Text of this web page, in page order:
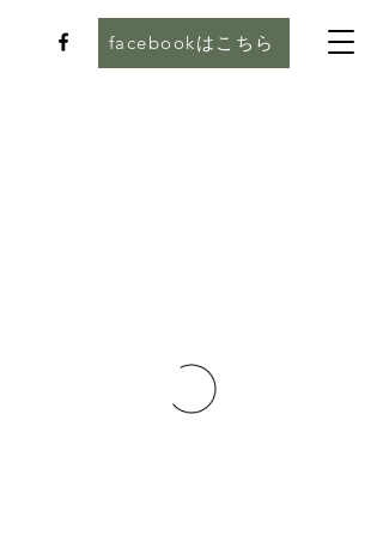
facebookはこちら